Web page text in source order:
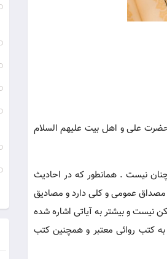
معصومین علیهم السلام بیش از 300 آیه در شأن و منزلت حضرت علی و اهل بیت علیهم السلام
نیست . همانطور که در احادیث
عمومی و کلی دارد و مصادیق
نیست و بیشتر به آیاتی اشاره شده
کتب روائی معتبر و همچنین کتب